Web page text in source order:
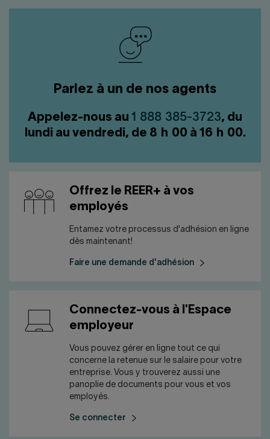
Parlez à un de nos agents
Appelez-nous au 1 888 385-3723, du
lundi au vendredi, de 8 h 00 à 16 h 00.
Offrez le REER+ à vos
employés
Entamez votre processus d'adhésion en ligne
dès maintenant!
Faire une demande d'adhésion
Connectez-vous à l'Espace
employeur
Vous pouvez gérer en ligne tout ce qui
concerne la retenue sur le salaire pour votre
entreprise. Vous y trouverez aussi une
panoplie de documents pour vous et vos
employés.
Se connecter